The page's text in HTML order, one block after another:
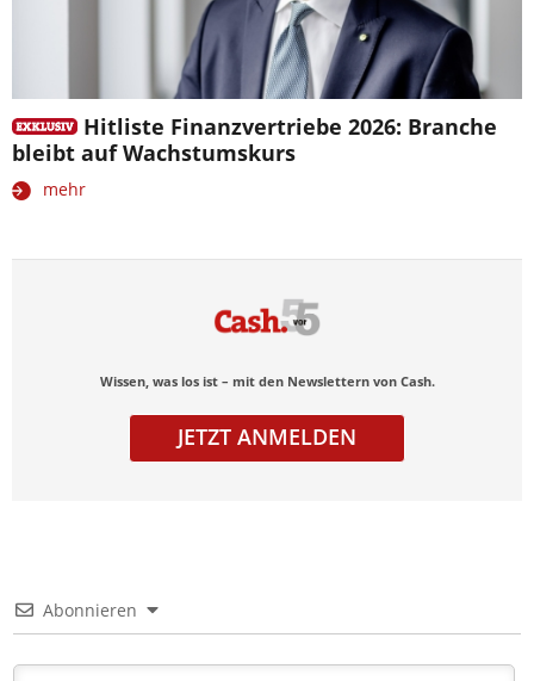
Hitliste Finanzvertriebe 2026: Branche
bleibt auf Wachstumskurs
mehr
Wissen, was los ist – mit den Newslettern von Cash.
JETZT ANMELDEN
Abonnieren